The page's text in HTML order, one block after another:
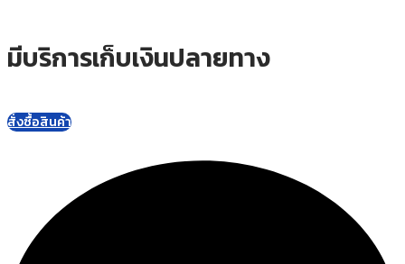
มีบริการเก็บเงินปลายทาง
สั่งซื้อสินค้า